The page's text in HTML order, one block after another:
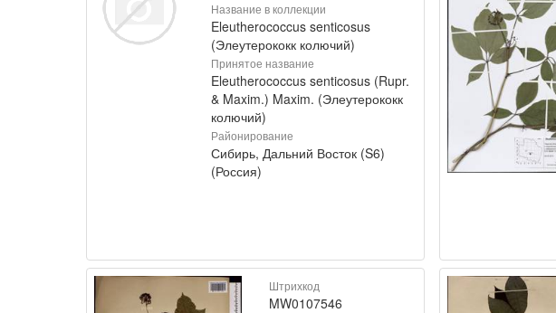
Название в коллекции
Eleutherococcus senticosus
(Элеутерококк колючий)
Принятое название
Eleutherococcus senticosus (Rupr.
& Maxim.) Maxim. (Элеутерококк
колючий)
Районирование
Сибирь, Дальний Восток (S6)
(Россия)
Штрихкод
MW0107546